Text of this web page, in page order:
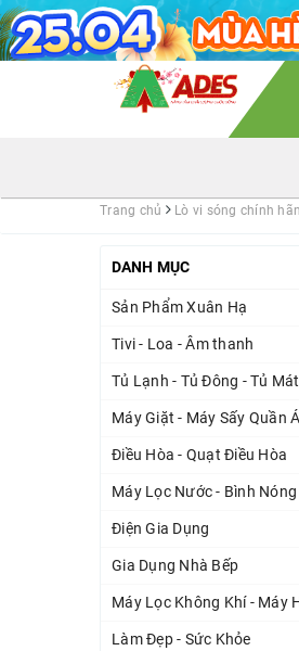
Trang chủ Lò vi sóng chính
DANH MỤC
Sản Phẩm Xuân Hạ
Tivi - Loa - Âm thanh
Tủ Lạnh - Tủ Đông - Tủ Mát
Máy Giặt - Máy Sấy Quần
Điều Hòa - Quạt Điều Hòa
Máy Lọc Nước - Bình
Điện Gia Dụng
Gia Dụng Nhà Bếp
Máy Lọc Không Khí - Máy
Làm Đẹp - Sức Khỏe